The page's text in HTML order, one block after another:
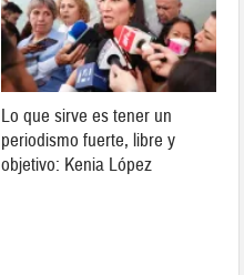
Lo que sirve es tener un
periodismo fuerte, libre y
objetivo: Kenia López